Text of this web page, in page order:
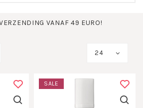
VANAF 49 EURO!
24
SALE